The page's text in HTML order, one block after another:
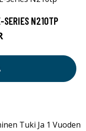
SERIES N210TP